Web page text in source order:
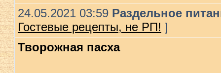
24.05.2021 03:59 Раздельное
Гостевые рецепты, не РП! ]
Творожная пасха